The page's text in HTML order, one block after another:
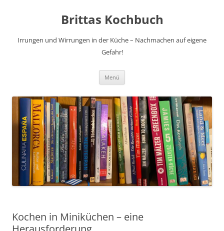
Brittas Kochbuch
Irrungen und Wirrungen in der Küche – Nachmachen auf eigene
Gefahr!
Menü
Kochen in Miniküchen – eine